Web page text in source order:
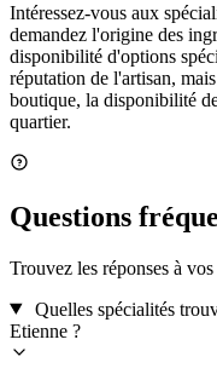
Intéressez-vous aux
demandez l'origine des
disponibilité d'options
réputation de l'artisan,
boutique, la disponibilité
quartier.
Questions
Trouvez les réponses à
Quelles spécialités
Etienne ?